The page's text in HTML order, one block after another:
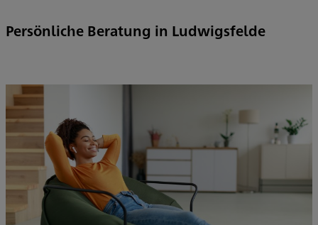
Persönliche Beratung in Ludwigsfelde